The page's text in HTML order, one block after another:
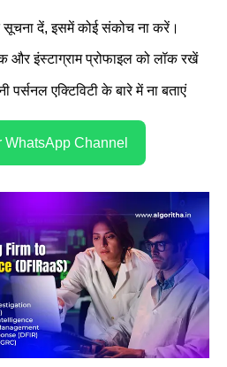
सूचना दें, इसमें कोई संकोच ना करें।
और इंस्टाग्राम प्रोफाइल को लॉक रखें
पर्सनल एक्टिविटी के बारे में ना बताएं
WhatsApp Channel